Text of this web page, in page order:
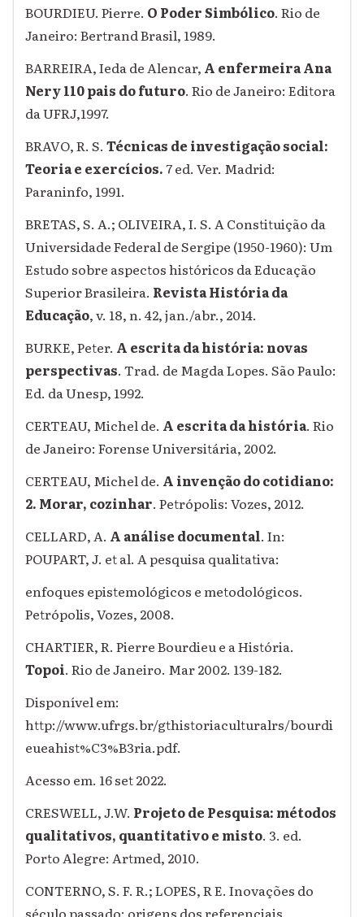
BOURDIEU. Pierre. O Poder Simbólico. Rio de
Janeiro: Bertrand Brasil, 1989.
BARREIRA, Ieda de Alencar, A enfermeira Ana
Nery 110 pais do futuro. Rio de Janeiro: Editora
da UFRJ,1997.
BRAVO, R. S. Técnicas de investigação social:
Teoria e exercícios.7 ed. Ver. Madrid:
Paraninfo, 1991.
BRETAS, S. A.; OLIVEIRA, I. S. A Constituição da
Universidade Federal de Sergipe (1950-1960): Um
Estudo sobre aspectos históricos da Educação
Superior Brasileira. Revista História da
Educação, v. 18, n. 42, jan./abr., 2014.
BURKE, Peter. A escrita da história: novas
perspectivas. Trad. de Magda Lopes. São Paulo:
Ed. da Unesp, 1992.
CERTEAU, Michel de. A escrita da história. Rio
de Janeiro: Forense Universitária, 2002.
CERTEAU, Michel de. A invenção do cotidiano:
2. Morar, cozinhar. Petrópolis: Vozes, 2012.
CELLARD, A. A análise documental. In:
POUPART, J. et al. A pesquisa qualitativa:
enfoques epistemológicos e metodológicos.
Petrópolis, Vozes, 2008.
CHARTIER, R. Pierre Bourdieu e a História.
Topoi. Rio de Janeiro. Mar 2002. 139-182.
Disponível em:
http://www.ufrgs.br/gthistoriaculturalrs/bourdi
eueahist%C3%B3ria.pdf.
Acesso em. 16 set 2022.
CRESWELL, J.W. Projeto de Pesquisa: métodos
qualitativos, quantitativo e misto. 3. ed.
Porto Alegre: Artmed, 2010.
CONTERNO, S. F. R.; LOPES, R E. Inovações do
século passado: origens dos referenciais